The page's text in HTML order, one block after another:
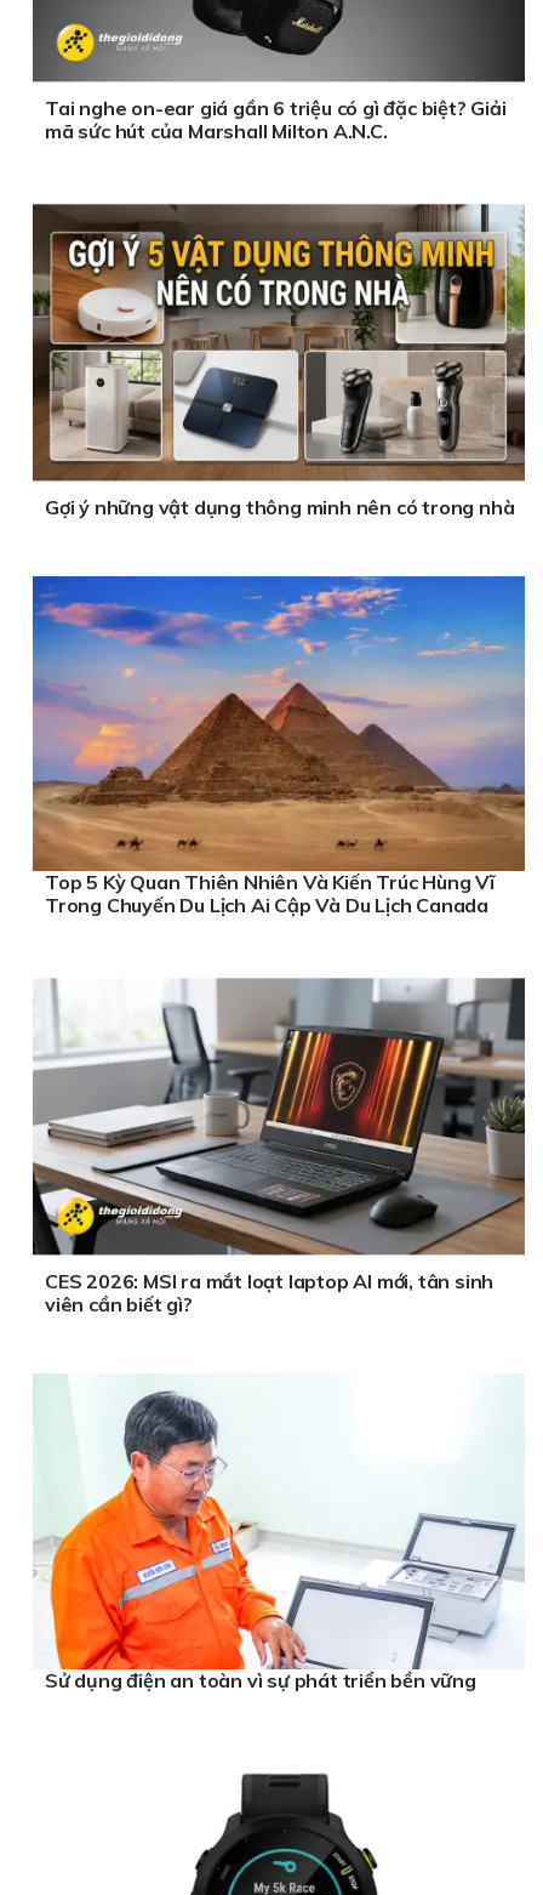
Tai nghe on-ear giá gần 6 triệu có gì đặc biệt? Giải
mã sức hút của Marshall Milton A.N.C.
Gợi ý những vật dụng thông minh nên có trong nhà
Top 5 Kỳ Quan Thiên Nhiên Và Kiến Trúc Hùng Vĩ
Trong Chuyến Du Lịch Ai Cập Và Du Lịch Canada
CES 2026: MSI ra mắt loạt laptop AI mới, tân sinh
viên cần biết gì?
Sử dụng điện an toàn vì sự phát triển bền vững